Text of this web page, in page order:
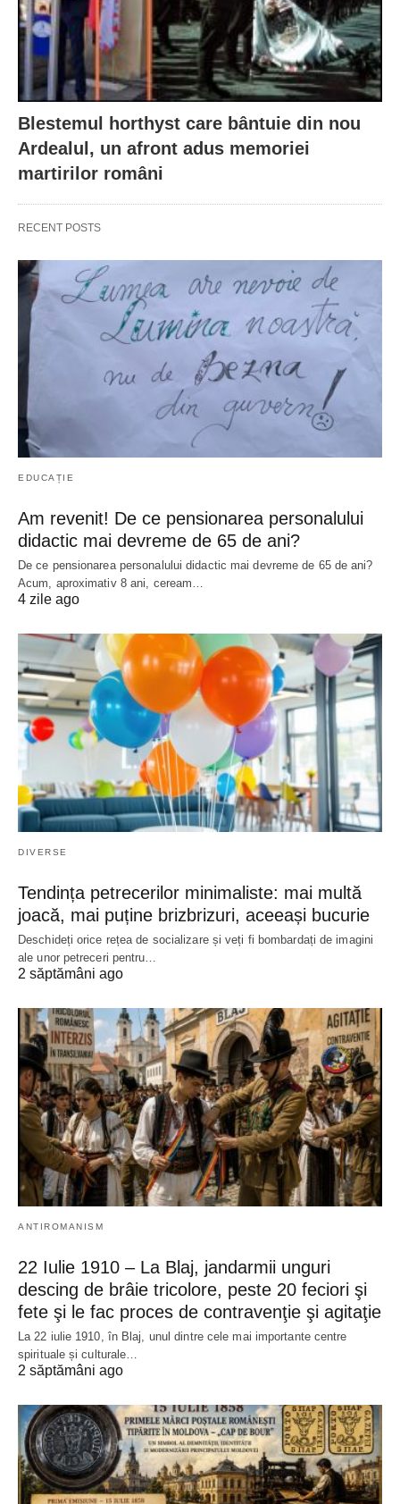
Blestemul horthyst care bântuie din nou
Ardealul, un afront adus memoriei
martirilor români
RECENT POSTS
EDUCAȚIE
Am revenit! De ce pensionarea personalului
didactic mai devreme de 65 de ani?
De ce pensionarea personalului didactic mai devreme de 65 de ani?
Acum, aproximativ 8 ani, ceream…
4 zile ago
DIVERSE
Tendința petrecerilor minimaliste: mai multă
joacă, mai puține brizbrizuri, aceeași bucurie
Deschideți orice rețea de socializare și veți fi bombardați de imagini
ale unor petreceri pentru…
2 săptămâni ago
ANTIROMANISM
22 Iulie 1910 – La Blaj, jandarmii unguri
descing de brâie tricolore, peste 20 feciori şi
fete şi le fac proces de contravenţie şi agitaţie
La 22 iulie 1910, în Blaj, unul dintre cele mai importante centre
spirituale și culturale…
2 săptămâni ago